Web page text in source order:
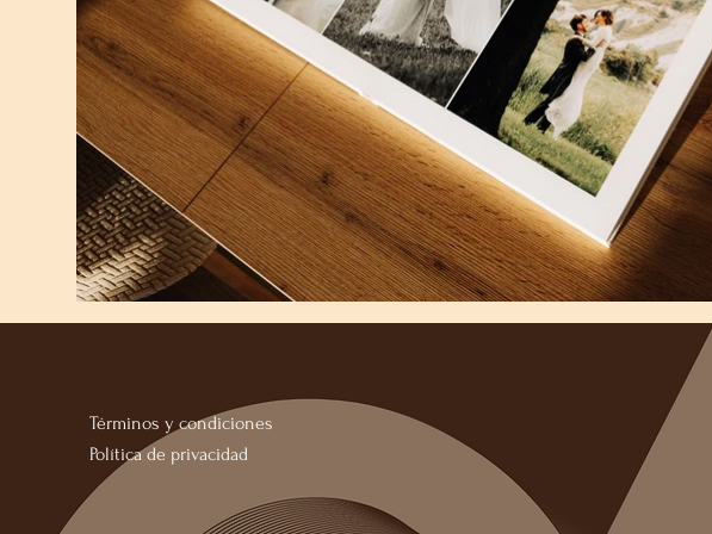
Términos y condiciones
Política de privacidad